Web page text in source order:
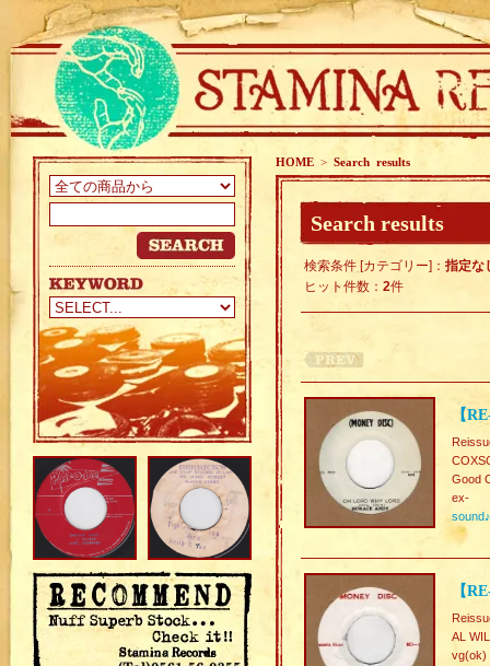
HOME > Search results
Search results
検索条件 [カテゴリー]： 指定な
ヒット件数： 2件
【
Good
ex-
sound♪
【
AL
vg(ok)